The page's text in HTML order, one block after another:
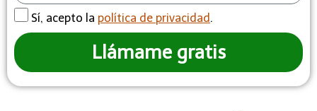
Sí, acepto la política de privacidad.
Llámame gratis